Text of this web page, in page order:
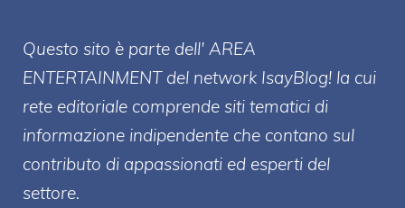
Questo sito è parte dell' AREA
ENTERTAINMENT del network IsayBlog! la cui
rete editoriale comprende siti tematici di
informazione indipendente che contano sul
contributo di appassionati ed esperti del
settore.